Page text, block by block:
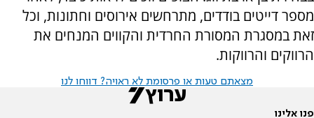
מספר דייטים בודדים, מתרחשים אירוסים וחתונות, וכל
זאת במסגרת המסורת החרדית והקווים המנחים את
הרווקים והרווקות.
מצאתם טעות או פרסומת לא ראויה? דווחו לנו
פנו אלינו